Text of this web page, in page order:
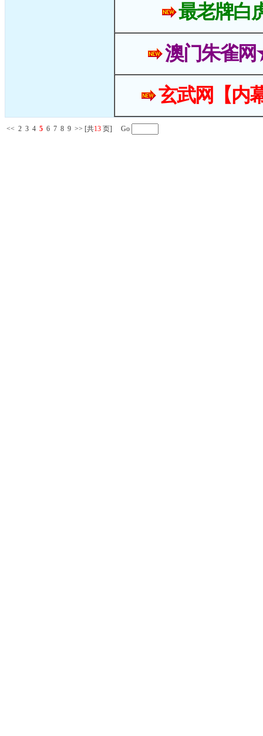
最老牌白
澳门朱雀
玄武网【内
<< 2 3 4 5 6 7 8 9 >> [共13 页] Go